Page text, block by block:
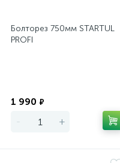
Болторез 750мм STARTUL
PROFI
1 990 ₽
- +